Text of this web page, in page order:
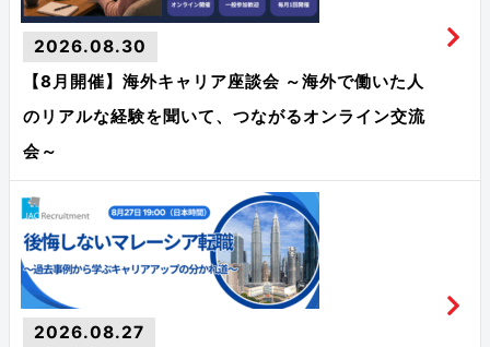
2026.08.30
【8月開催】海外キャリア座談会 ～海外で働いた人
のリアルな経験を聞いて、つながるオンライン交流
会～
2026.08.27